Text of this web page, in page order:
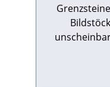
erzählen